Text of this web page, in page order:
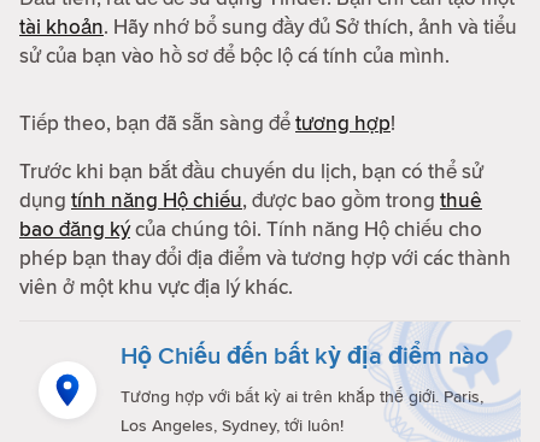
tài khoản. Hãy nhớ bổ sung đầy đủ Sở thích, ảnh và tiểu
sử của bạn vào hồ sơ để bộc lộ cá tính của mình.
Tiếp theo, bạn đã sẵn sàng đểtương hợp!
Trước khi bạn bắt đầu chuyến du lịch, bạn có thể sử
dụng tính năng Hộ chiếu, được bao gồm trong thuê
bao đăng kýcủa chúng tôi. Tính năng Hộ chiếu cho
phép bạn thay đổi địa điểm và tương hợp với các thành
viên ở một khu vực địa lý khác.
Hộ Chiếu đến bất kỳ địa điểm nào
Tương hợp với bất kỳ ai trên khắp thế giới. Paris,
Los Angeles, Sydney, tới luôn!